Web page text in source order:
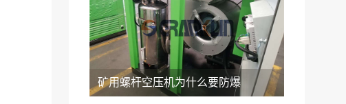
矿用螺杆空压机为什么要防爆